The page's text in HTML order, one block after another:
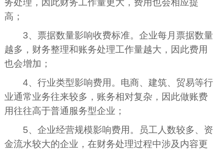
务处理，因此财务工作量更大，费用也会相应提
高；
3、票据数量影响收费标准。企业每月票据数量
越多，财务整理和账务处理工作量越大，因此费用
也会增加；
4、行业类型影响费用。电商、建筑、贸易等行
业通常业务往来较多，账务相对复杂，因此做账费
用往往高于普通服务型企业；
5、企业经营规模影响费用。员工人数较多、资
金流水较大的企业，在财务处理过程中涉及内容更